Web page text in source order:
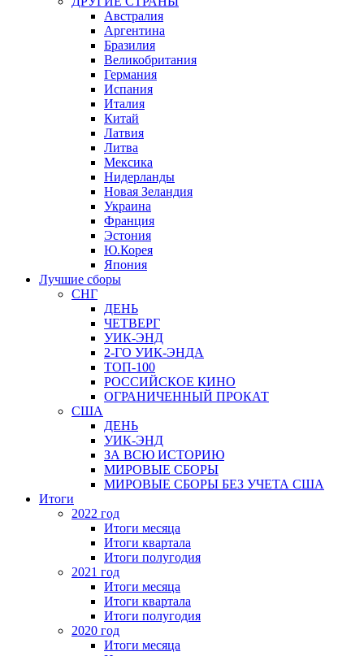
Австралия
Аргентина
Бразилия
Великобритания
Германия
Испания
Италия
Китай
Латвия
Литва
Мексика
Нидерланды
Новая Зеландия
Украина
Франция
Эстония
Ю.Корея
Япония
Лучшие сборы
СНГ
ДЕНЬ
ЧЕТВЕРГ
УИК-ЭНД
2-ГО УИК-ЭНДА
ТОП-100
РОССИЙСКОЕ КИНО
ОГРАНИЧЕННЫЙ ПРОКАТ
США
ДЕНЬ
УИК-ЭНД
ЗА ВСЮ ИСТОРИЮ
МИРОВЫЕ СБОРЫ
МИРОВЫЕ СБОРЫ БЕЗ УЧЕТА США
Итоги
2022 год
Итоги месяца
Итоги квартала
Итоги полугодия
2021 год
Итоги месяца
Итоги квартала
Итоги полугодия
2020 год
Итоги месяца